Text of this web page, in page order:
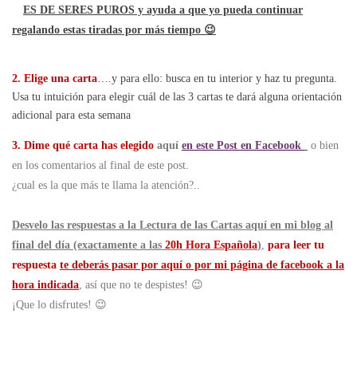
ES DE SERES PUROS y ayuda a que yo pueda continuar
regalando estas tiradas por más tiempo 😉
2. Elige una carta ….y para ello: busca en tu interior y haz tu pregunta.
Usa tu intuición para elegir cuál de las 3 cartas te dará alguna orientación
adicional para esta semana
3. Dime qué carta has elegido aquí en este Post en Facebook
o bien
en los comentarios al final de este post.
¿cual es la que más te llama la atención?..
Desvelo las respuestas a la Lectura de las Cartas aquí en mi blog al
final del día (exactamente a las 20h Hora Española) para leer tu
respuesta te deberás pasar por aquí o por mi página de facebook a la
hora indicada , así que no te despistes! 😉
¡Que lo disfrutes! 😉